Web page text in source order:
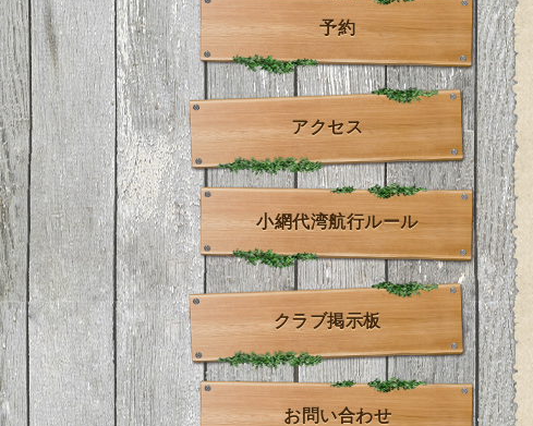
予約
アクセス
小網代湾航行ルール
クラブ掲示板
お問い合わせ